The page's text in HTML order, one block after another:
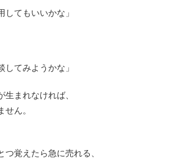
してもいいかな」
してみようかな」
生まれなければ、
せん。
つ覚えたら急に売れる、